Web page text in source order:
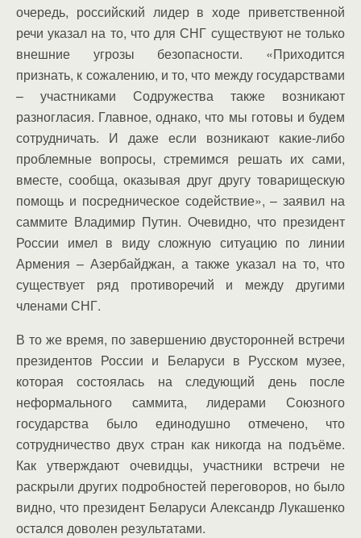
очередь, российский лидер в ходе приветственной
речи указал на то, что для СНГ существуют не только
внешние угрозы безопасности. «Приходится
признать, к сожалению, и то, что между государствами
– участниками Содружества также возникают
разногласия. Главное, однако, что мы готовы и будем
сотрудничать. И даже если возникают какие-либо
проблемные вопросы, стремимся решать их сами,
вместе, сообща, оказывая друг другу товарищескую
помощь и посредническое содействие», – заявил на
саммите Владимир Путин. Очевидно, что президент
России имел в виду сложную ситуацию по линии
Армения – Азербайджан, а также указал на то, что
существует ряд противоречий и между другими
членами СНГ.
В то же время, по завершению двусторонней встречи
президентов России и Беларуси в Русском музее,
которая состоялась на следующий день после
неформального саммита, лидерами Союзного
государства было единодушно отмечено, что
сотрудничество двух стран как никогда на подъёме.
Как утверждают очевидцы, участники встречи не
раскрыли других подробностей переговоров, но было
видно, что президент Беларуси Александр Лукашенко
остался доволен результатами.